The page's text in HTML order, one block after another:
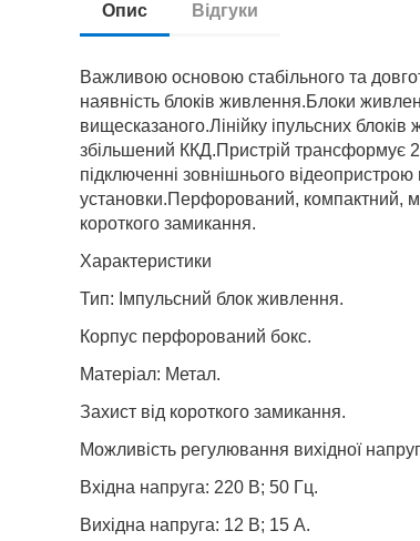
Опис Відгуки
Важливою основою стабільного та
наявність блоків живлення.Блоки
вищесказаного.Лінійку іпульсних
збільшений ККД.Пристрій трансформує
підключенні зовнішнього
установки.Перфорований, компактний,
короткого замикання.
Характеристики
Тип: Імпульсний блок живлення.
Корпус перфорований бокс.
Матеріал: Метал.
Захист від короткого замикання.
Можливість регулювання вихідної
Вхідна напруга: 220 В; 50 Гц.
Вихідна напруга: 12 В; 15 А.